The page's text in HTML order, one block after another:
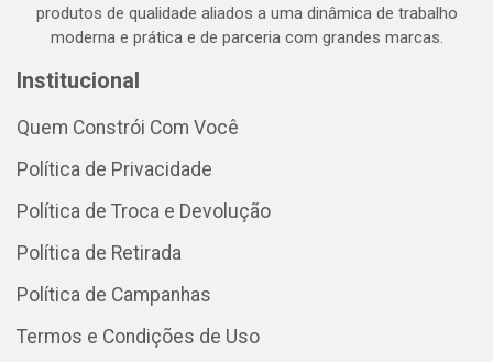
produtos de qualidade aliados a uma dinâmica de trabalho
moderna e prática e de parceria com grandes marcas.
Institucional
Quem Constrói Com Você
Política de Privacidade
Política de Troca e Devolução
Política de Retirada
Política de Campanhas
Termos e Condições de Uso